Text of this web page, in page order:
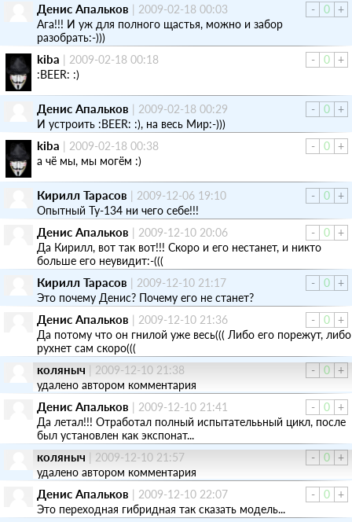
-
0 +
Денис Апальков | 2009-02-18 00:03
Ага!!! И уж для полного щастья, можно и забор
разобрать:-)))
-
0 +
kiba | 2009-02-18 00:18
:BEER: :)
- 0 +
Денис Апальков | 2009-02-18 00:29
И устроить :BEER: :), на весь Мир:-)))
-
0 +
kiba | 2009-02-18 00:38
а чё мы, мы могём :)
- 0 +
Кирилл Тарасов | 2009-12-06 19:10
Опытный Ту-134 ни чего себе!!!
-
0 +
Денис Апальков | 2009-12-10 20:06
Да Кирилл, вот так вот!!! Скоро и его нестанет, и никто
больше его неувидит:-(((
-
0 +
Кирилл Тарасов | 2009-12-10 21:17
Это почему Денис? Почему его не станет?
-
0 +
Денис Апальков | 2009-12-10 21:36
Да потому что он гнилой уже весь((( Либо его порежут, либо
рухнет сам скоро(((
-
0 +
коляныч
2009-12-10 21:38
удалено автором комментария
-
0 +
Денис Апальков | 2009-12-10 21:41
Да летал!!! Отработал полный испытателььный цикл, после
был установлен как экспонат...
-
0 +
коляныч
2009-12-10 21:57
удалено автором комментария
-
0 +
Денис Апальков | 2009-12-10 22:07
Это переходная гибридная так сказать модель...